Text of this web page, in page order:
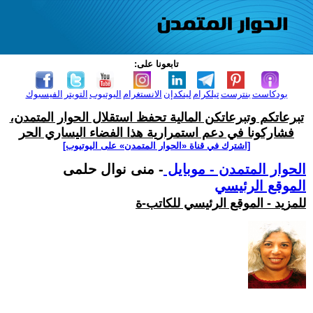
تابعونا على:
الفيسبوك التويتر اليوتيوب الانستغرام لينكدإن تيلكرامبنترست بودكاست
تبرعاتكم وتبرعاتكن المالية تحفظ استقلال الحوار المتمدن،
فشاركونا في دعم استمرارية هذا الفضاء اليساري الحر
[اشترك في قناة ‫«الحوار المتمدن» على اليوتيوب]
الحوار المتمدن - موبايل - منى نوال حلمى
الموقع الرئيسي
للمزيد - الموقع الرئيسي للكاتب-ة